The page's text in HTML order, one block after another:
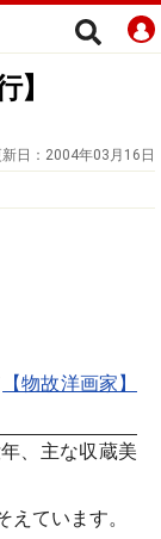
日： 2004年03月16日
【物故洋画家】
、主な収蔵美
ています。